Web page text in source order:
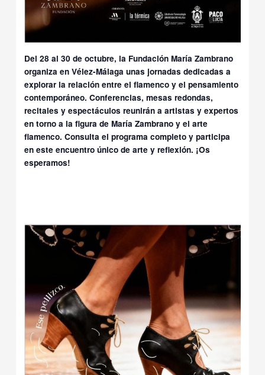
Del 28 al 30 de octubre, la Fundación María Zambrano
organiza en Vélez-Málaga unas jornadas dedicadas a
explorar la relación entre el flamenco y el pensamiento
contemporáneo. Conferencias, mesas redondas,
recitales y espectáculos reunirán a artistas y expertos
en torno a la figura de María Zambrano y el arte
flamenco. Consulta el programa completo y participa
en este encuentro único de arte y reflexión. ¡Os
esperamos!